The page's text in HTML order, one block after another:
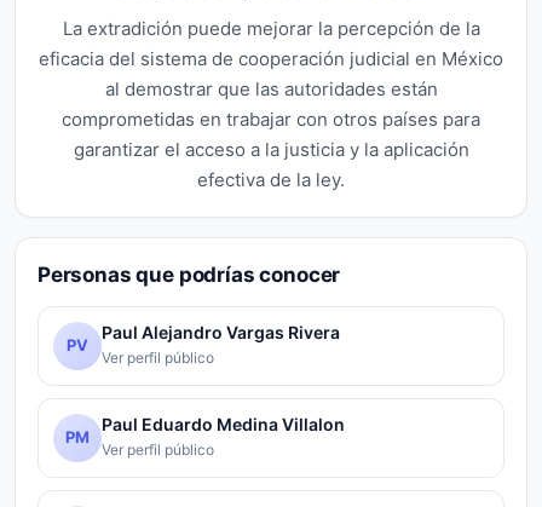
La extradición puede mejorar la percepción de la
eficacia del sistema de cooperación judicial en México
al demostrar que las autoridades están
comprometidas en trabajar con otros países para
garantizar el acceso a la justicia y la aplicación
efectiva de la ley.
Personas que podrías conocer
PV
Paul Alejandro Vargas Rivera
Ver perfil público
PM
Paul Eduardo Medina Villalon
Ver perfil público